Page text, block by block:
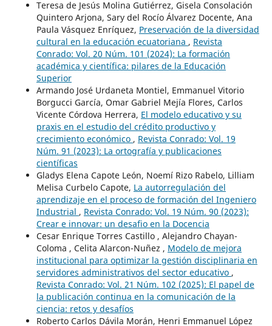
Teresa de Jesús Molina Gutiérrez, Gisela Consolación
Quintero Arjona, Sary del Rocío Álvarez Docente, Ana
Paula Vásquez Enríquez, Preservación de la diversidad
cultural en la educación ecuatoriana , Revista
Conrado: Vol. 20 Núm. 101 (2024): La formación
académica y científica: pilares de la Educación
Superior
Armando José Urdaneta Montiel, Emmanuel Vitorio
Borgucci García, Omar Gabriel Mejía Flores, Carlos
Vicente Córdova Herrera, El modelo educativo y su
praxis en el estudio del crédito productivo y
crecimiento económico , Revista Conrado: Vol. 19
Núm. 91 (2023): La ortografía y publicaciones
científicas
Gladys Elena Capote León, Noemí Rizo Rabelo, Lilliam
Melisa Curbelo Capote, La autorregulación del
aprendizaje en el proceso de formación del Ingeniero
Industrial , Revista Conrado: Vol. 19 Núm. 90 (2023):
Crear e innovar: un desafio en la Docencia
Cesar Enrique Torres Castillo , Alejandro Chayan-
Coloma , Celita Alarcon-Nuñez , Modelo de mejora
institucional para optimizar la gestión disciplinaria en
servidores administrativos del sector educativo ,
Revista Conrado: Vol. 21 Núm. 102 (2025): El papel de
la publicación continua en la comunicación de la
ciencia: retos y desafíos
Roberto Carlos Dávila Morán, Henri Emmanuel López